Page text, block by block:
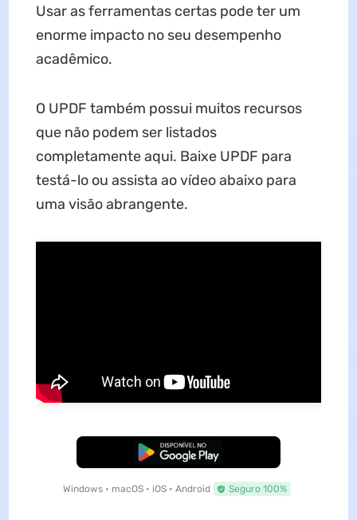
Usar as ferramentas certas pode ter um
enorme impacto no seu desempenho
acadêmico.
O UPDF também possui muitos recursos
que não podem ser listados
completamente aqui. Baixe UPDF para
testá-lo ou assista ao vídeo abaixo para
uma visão abrangente.
Baixar Grátis
Windows • macOS • iOS • Android Seguro 100%